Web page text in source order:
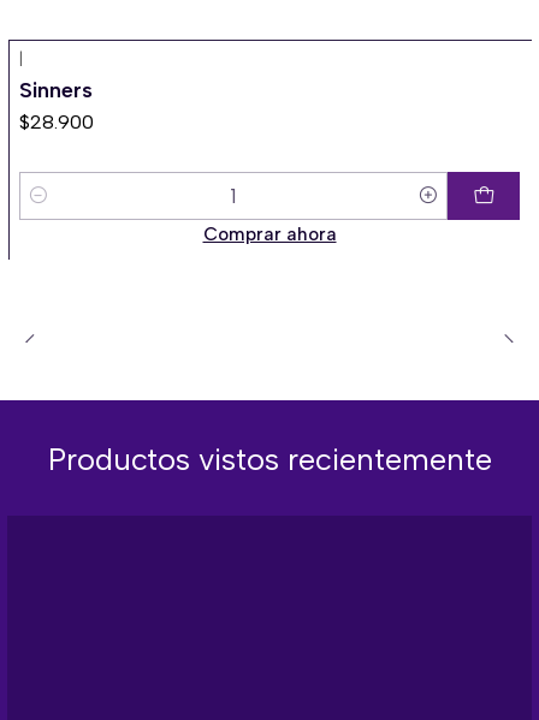
Sinners
$28.900
Cantidad
Comprar ahora
Productos vistos recientemente